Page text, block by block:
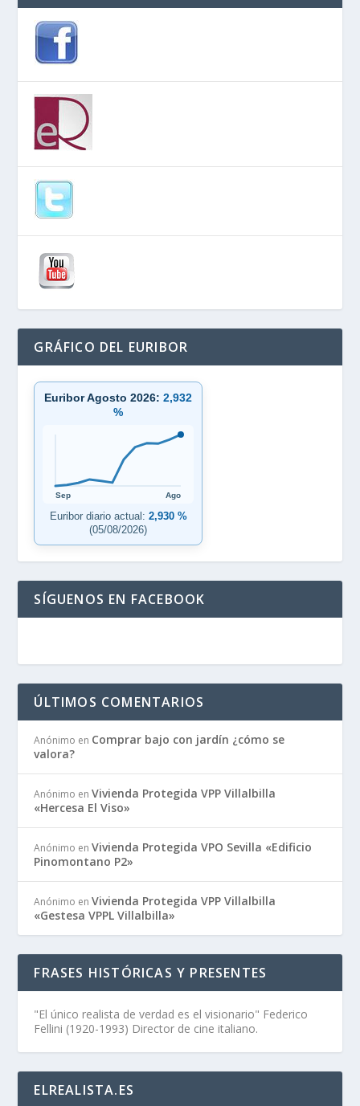
GRÁFICO DEL EURIBOR
Euribor Agosto 2026:2,932
%
Sep Ago
Euribor diario actual: 2,930 %
(05/08/2026)
SÍGUENOS EN FACEBOOK
ÚLTIMOS COMENTARIOS
Anónimo en Comprar bajo con jardín ¿cómo se
valora?
Anónimo enVivienda Protegida VPP Villalbilla
«Hercesa El Viso»
Anónimo enVivienda Protegida VPO Sevilla «Edificio
Pinomontano P2»
Anónimo enVivienda Protegida VPP Villalbilla
«Gestesa VPPL Villalbilla»
FRASES HISTÓRICAS Y PRESENTES
"El único realista de verdad es el visionario" Federico
Fellini (1920-1993) Director de cine italiano.
ELREALISTA.ES